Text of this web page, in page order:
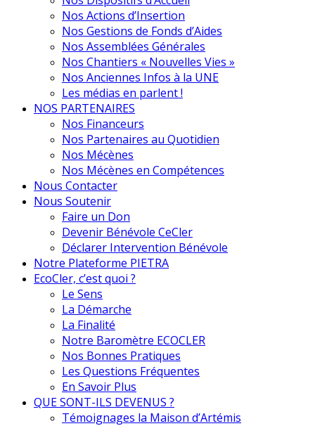
Nos Actions d’Insertion
Nos Gestions de Fonds d’Aides
Nos Assemblées Générales
Nos Chantiers « Nouvelles Vies »
Nos Anciennes Infos à la UNE
Les médias en parlent !
NOS PARTENAIRES
Nos Financeurs
Nos Partenaires au Quotidien
Nos Mécènes
Nos Mécènes en Compétences
Nous Contacter
Nous Soutenir
Faire un Don
Devenir Bénévole CeCler
Déclarer Intervention Bénévole
Notre Plateforme PIETRA
EcoCler, c’est quoi ?
Le Sens
La Démarche
La Finalité
Notre Baromètre ECOCLER
Nos Bonnes Pratiques
Les Questions Fréquentes
En Savoir Plus
QUE SONT-ILS DEVENUS ?
Témoignages la Maison d’Artémis